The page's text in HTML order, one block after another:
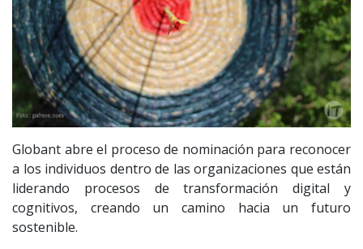
Globant abre el proceso de nominación para reconocer
a los individuos dentro de las organizaciones que están
liderando procesos de transformación digital y
cognitivos, creando un camino hacia un futuro
sostenible.
MÉXICO